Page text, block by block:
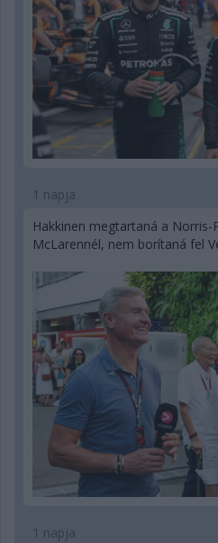
1 napja
Hakkinen megtartaná a Norris-
McLarennél, nem borítaná fel
1 napja